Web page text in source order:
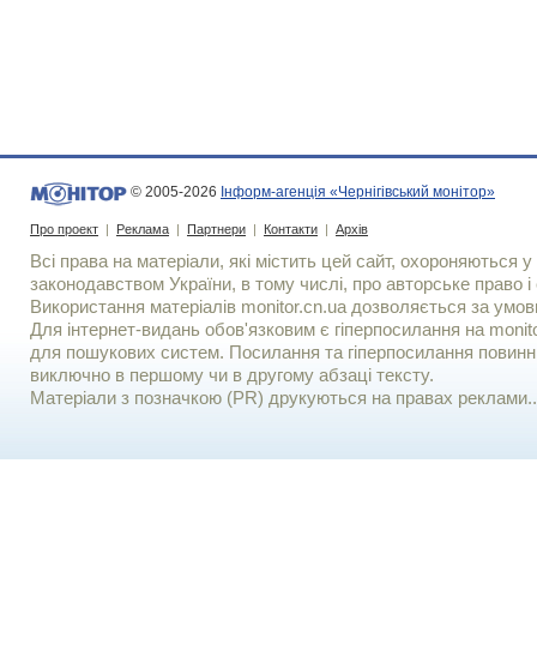
© 2005-2026 Інформ-агенція «Чернігівський монітор»
Про проект | Реклама | Партнери | Контакти | Архів
Всі права на матеріали, які містить цей сайт, охороняються у
законодавством України, в тому числі, про авторське право і
Використання матерiалiв monitor.cn.ua дозволяється за
Для iнтернет-видань обов'язковим є гiперпосилання на
для пошукових систем. Посилання та гіперпосилання
виключно в першому чи в другому абзаці тексту.
Матеріали з позначкою (PR) друкуються на правах реклами..